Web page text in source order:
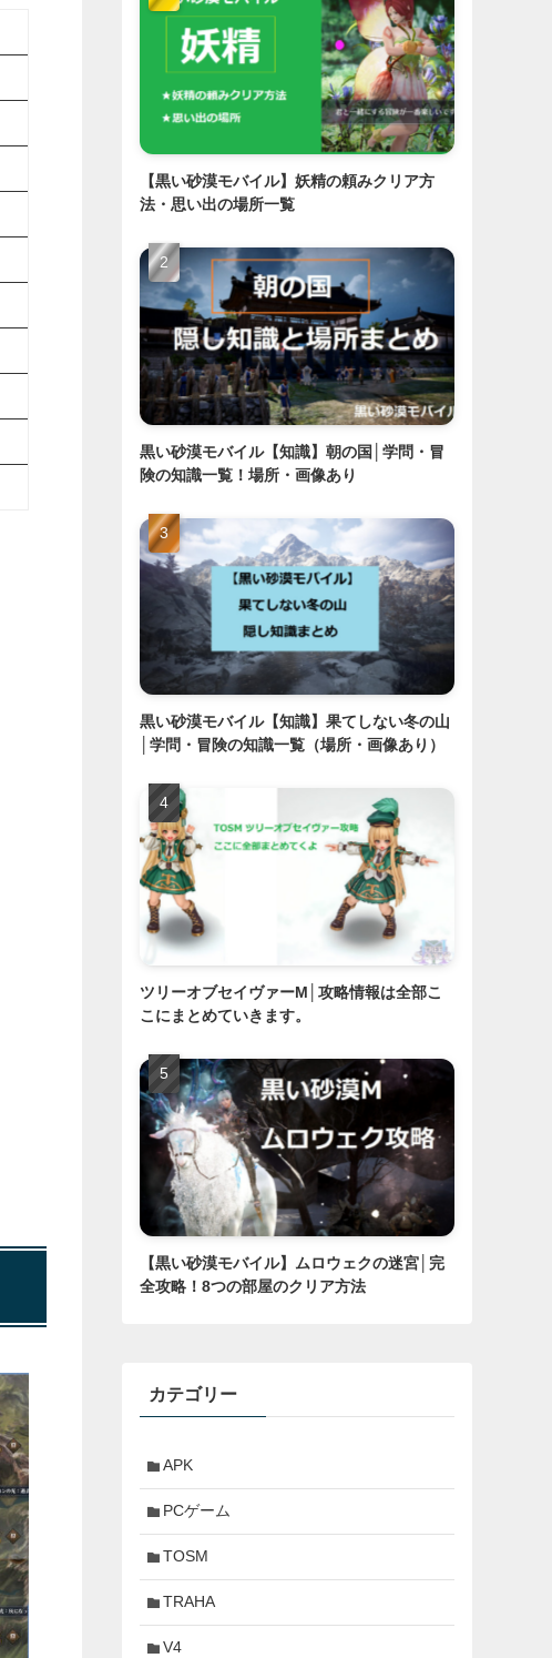
【黒い砂漠モバイル】妖精の頼みクリア方
法・思い出の場所一覧
黒い砂漠モバイル【知識】朝の国│学問・冒
険の知識一覧！場所・画像あり
黒い砂漠モバイル【知識】果てしない冬の山
│学問・冒険の知識一覧（場所・画像あり）
ツリーオブセイヴァーM│攻略情報は全部こ
こにまとめていきます。
【黒い砂漠モバイル】ムロウェクの迷宮│完
全攻略！8つの部屋のクリア方法
カテゴリー
APK
PCゲーム
TOSM
TRAHA
V4